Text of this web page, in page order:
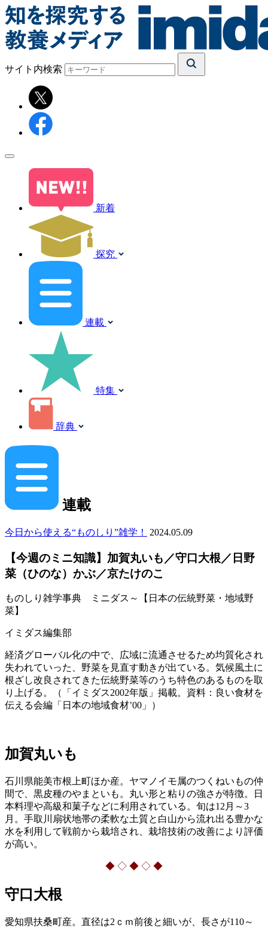
サイト内検索
新着
探究
連載
特集
辞典
連載
今日から使える“ものしり”雑学！ 2024.05.09
【今週のミニ知識】加賀丸いも／守口大根／日野
菜（ひのな）かぶ／京たけのこ
ものしり雑学事典 ミニダス～【日本の伝統野菜・地域野
菜】
イミダス編集部
経済グローバル化の中で、広域に流通させるため均質化され
失われていった、野菜を見直す動きが出ている。気候風土に
根ざし改良されてきた伝統野菜等のうち特色のあるものを取
り上げる。（「イミダス2002年版」掲載。資料：良い食材を
伝える会編「日本の地域食材’00」）
加賀丸いも
石川県能美市根上町ほか産。ヤマノイモ属のつくねいもの仲
間で、黒皮種のやまといも。丸い形と粘りの強さが特徴。日
本料理や高級和菓子などに利用されている。旬は12月～3
月。手取川扇状地帯の柔軟な土質と白山から流れ出る豊かな
水を利用して戦前から栽培され、栽培技術の改善により評価
が高い。
◆ ◇ ◆ ◇ ◆
守口大根
愛知県扶桑町産。直径は2ｃｍ前後と細いが、長さが110～